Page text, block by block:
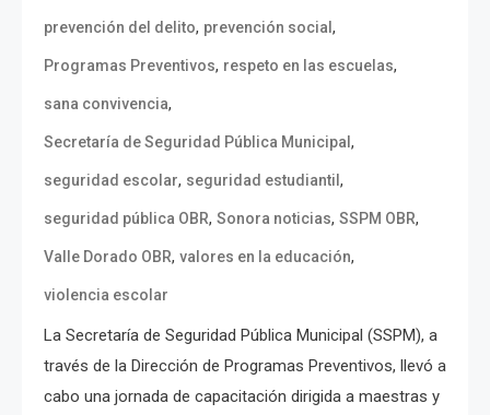
prevención del delito, prevención social ,
Programas Preventivos, respeto en las escuelas,
sana convivencia,
Secretaría de Seguridad Pública Municipal ,
seguridad escolar, seguridad estudiantil ,
seguridad pública OBR, Sonora noticias, SSPM OBR,
Valle Dorado OBR, valores en la educación,
violencia escolar
La Secretaría de Seguridad Pública Municipal (SSPM), a
través de la Dirección de Programas Preventivos, llevó a
cabo una jornada de capacitación dirigida a maestras y